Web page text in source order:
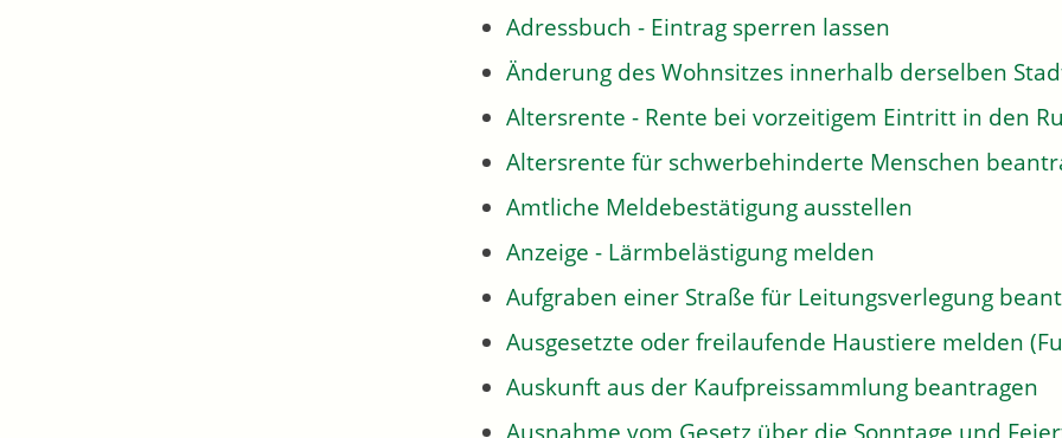
Adressbuch - Eintrag sperren lassen
Änderung des Wohnsitzes innerhalb derselben
Altersrente - Rente bei vorzeitigem Eintritt in den
Altersrente für schwerbehinderte Menschen
Amtliche Meldebestätigung ausstellen
Anzeige - Lärmbelästigung melden
Aufgraben einer Straße für Leitungsverlegung
Ausgesetzte oder freilaufende Haustiere melden
Auskunft aus der Kaufpreissammlung beantragen